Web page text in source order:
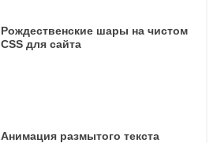
Рождественские шары на чистом
CSS для сайта
Анимация размытого текста